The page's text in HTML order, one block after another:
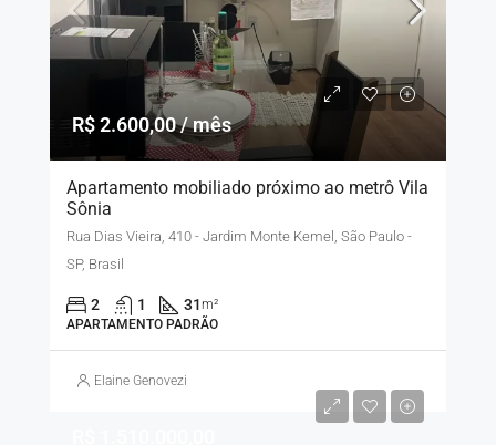
R$ 2.600,00 / mês
Apartamento mobiliado próximo ao metrô Vila
Sônia
Rua Dias Vieira, 410 - Jardim Monte Kemel, São Paulo -
SP, Brasil
2 1 31m²
APARTAMENTO PADRÃO
Elaine Genovezi